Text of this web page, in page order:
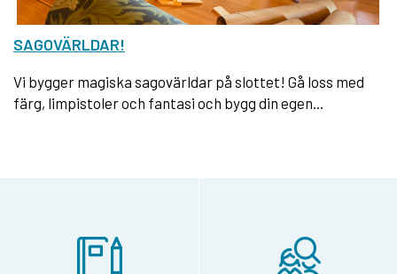
SAGOVÄRLDAR!
Vi bygger magiska sagovärldar på slottet! Gå loss med
färg, limpistoler och fantasi och bygg din egen...